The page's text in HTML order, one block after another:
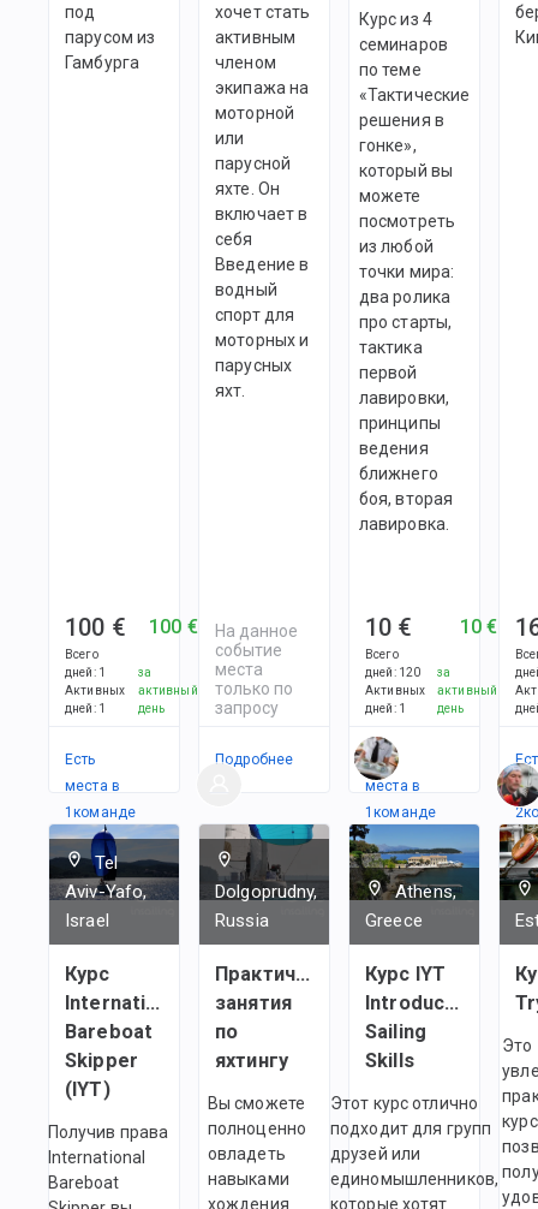
под
парусом из
Гамбурга
100 €
Всего
дней: 1
Активных
дней: 1
100 €
за
активный
день
Есть
места в
1командe
хочет стать
активным
членом
экипажа на
моторной
или
парусной
яхте. Он
включает в
себя
Введение в
водный
спорт для
моторных и
парусных
яхт.
На данное
событие
места
только по
запросу
Подробнее
Курс из 4
семинаров
по теме
«Тактические
решения в
гонке»,
который вы
можете
посмотреть
из любой
точки мира:
два ролика
про старты,
тактика
первой
лавировки,
принципы
ведения
ближнего
боя, вторая
лавировка.
10 €
Всего
дней: 120
Активных
дней: 1
10 €
за
активный
день
Есть
места в
1командe
в
2
Tel
Aviv-Yafo,
Israel
Курс
International
Bareboat
Skipper
(IYT)
Получив права
International
Bareboat
Dolgoprudny,
Russia
Практические
занятия
по
яхтингу
Вы сможете
полноценно
овладеть
навыками
хождения
Athens,
Greece
Курс IYT
Introductory
Sailing
Skills
Этот курс отлично
подходит для групп
друзей или
единомышленников,
которые хотят
Это